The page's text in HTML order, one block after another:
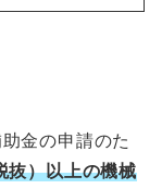
金の申請のた
抜）以上の機械